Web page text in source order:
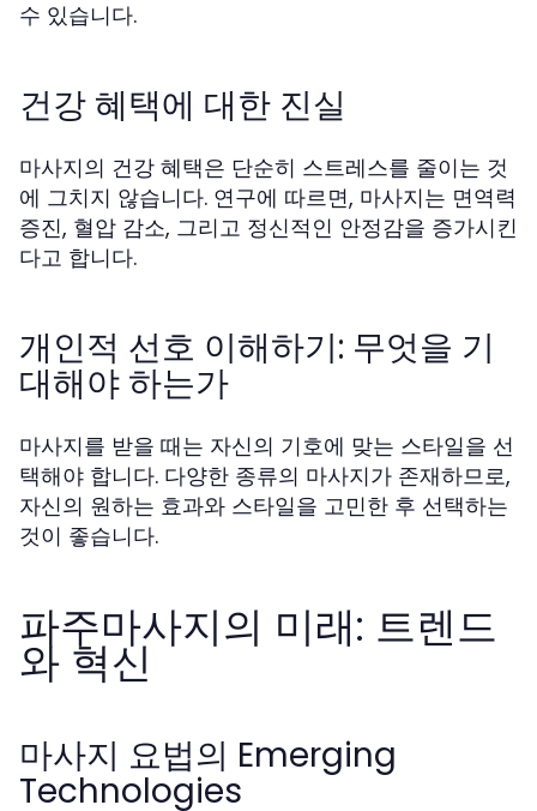
수 있습니다.
건강 혜택에 대한 진실
마사지의 건강 혜택은 단순히 스트레스를 줄이는 것
에 그치지 않습니다. 연구에 따르면, 마사지는 면역력
증진, 혈압 감소, 그리고 정신적인 안정감을 증가시킨
다고 합니다.
개인적 선호 이해하기: 무엇을 기
대해야 하는가
마사지를 받을 때는 자신의 기호에 맞는 스타일을 선
택해야 합니다. 다양한 종류의 마사지가 존재하므로,
자신의 원하는 효과와 스타일을 고민한 후 선택하는
것이 좋습니다.
파주마사지의 미래: 트렌드
와 혁신
마사지 요법의 Emerging
Technologies